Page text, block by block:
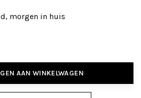
morgen in huis
AAN WINKELWAGEN